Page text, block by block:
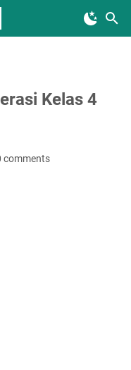
Kelas 4
comments